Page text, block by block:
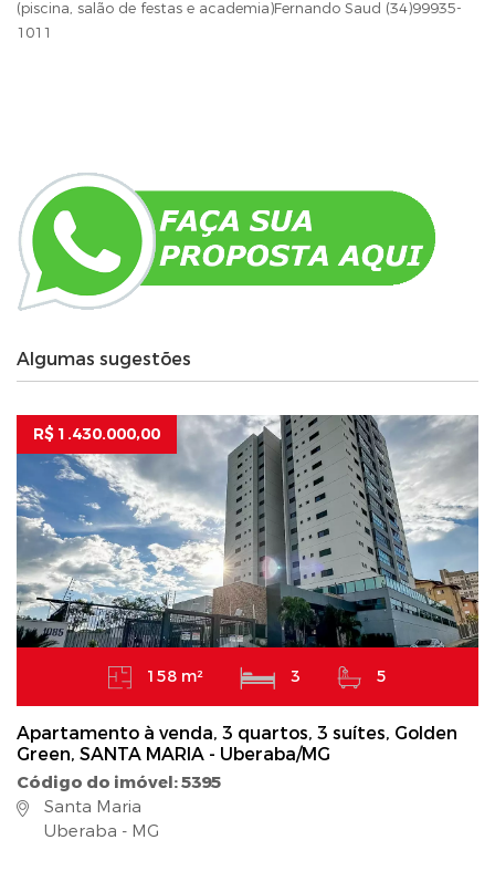
(piscina, salão de festas e academia)Fernando Saud (34)99935-
1011
Algumas sugestões
R$ 1.430.000,00
158 m² 3 5
Apartamento à venda, 3 quartos, 3 suítes, Golden
Green, SANTA MARIA - Uberaba/MG
Código do imóvel: 5395
Santa Maria
Uberaba - MG